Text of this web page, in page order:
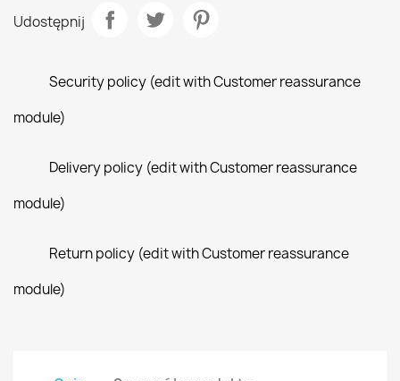
Udostępnij
Security policy (edit with Customer reassurance
module)
Delivery policy (edit with Customer reassurance
module)
Return policy (edit with Customer reassurance
module)